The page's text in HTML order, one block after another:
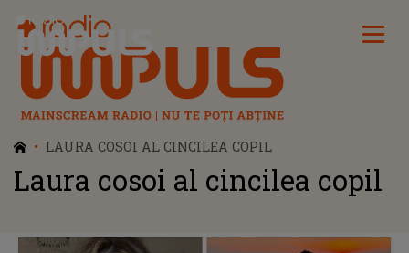
Radio Impuls
LAURA COSOI AL CINCILEA COPIL
Laura cosoi al cincilea copil